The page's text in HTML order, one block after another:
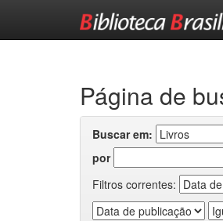
Página de
Buscar em:
por
Filtros correntes: